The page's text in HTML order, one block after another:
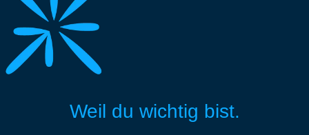
Weil du wichtig bist.